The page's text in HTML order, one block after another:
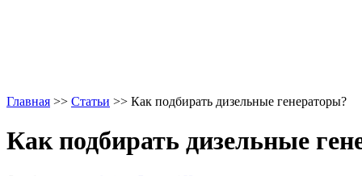
Главная >> Статьи >> Как подбирать дизельные генераторы?
Как подбирать дизельные